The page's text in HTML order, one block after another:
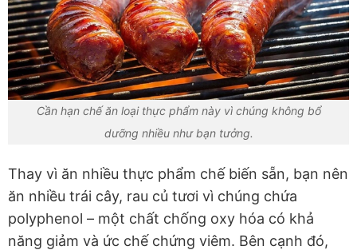
Cần hạn chế ăn loại thực phẩm này vì chúng không bổ
dưỡng nhiều như bạn tưởng.
Thay vì ăn nhiều thực phẩm chế biến sẵn, bạn nên
ăn nhiều trái cây, rau củ tươi vì chúng chứa
polyphenol – một chất chống oxy hóa có khả
năng giảm và ức chế chứng viêm. Bên cạnh đó,